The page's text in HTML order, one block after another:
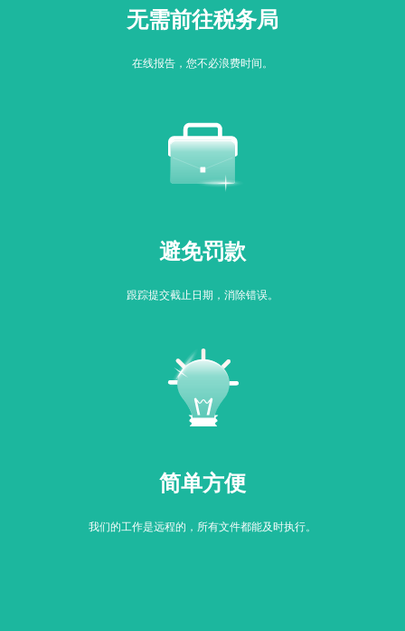
无需前往税务局
在线报告，您不必浪费时间。
避免罚款
跟踪提交截止日期，消除错误。
简单方便
我们的工作是远程的，所有文件都能及时执行。